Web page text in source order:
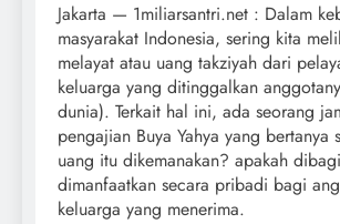
Jakarta — 1miliarsantri.net : Dalam
masyarakat Indonesia, sering kita
melayat atau uang takziyah dari
keluarga yang ditinggalkan
dunia). Terkait hal ini, ada seorang
pengajian Buya Yahya yang bertanya
uang itu dikemanakan? apakah
dimanfaatkan secara pribadi bagi
keluarga yang menerima.